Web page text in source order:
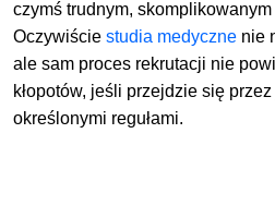
czymś trudnym,
Oczywiście studia medycznenie
ale sam proces rekrutacji nie
kłopotów, jeśli przejdzie się
określonymi regułami.